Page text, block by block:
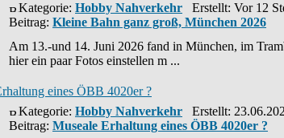
Kategorie: Hobby Nahverkehr Erstellt: Vor 12
Beitrag: Kleine Bahn ganz groß, München 2026
Am 13.-und 14. Juni 2026 fand in München, im
hier ein paar Fotos einstellen m ...
eines ÖBB 4020er ?
Kategorie: Hobby Nahverkehr Erstellt:
Beitrag: Museale Erhaltung eines ÖBB 4020er ?